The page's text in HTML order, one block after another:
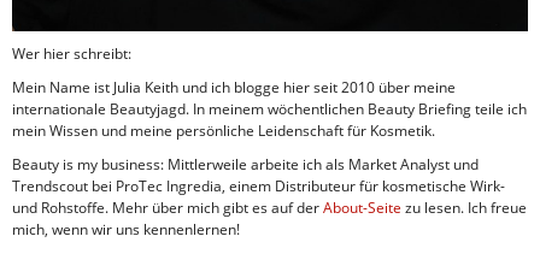
Wer hier schreibt:
Mein Name ist Julia Keith und ich blogge hier seit 2010 über meine
internationale Beautyjagd. In meinem wöchentlichen Beauty Briefing teile ich
mein Wissen und meine persönliche Leidenschaft für Kosmetik.
Beauty is my business: Mittlerweile arbeite ich als Market Analyst und
Trendscout bei ProTec Ingredia, einem Distributeur für kosmetische Wirk-
und Rohstoffe. Mehr über mich gibt es auf derAbout-Seite zu lesen. Ich freue
mich, wenn wir uns kennenlernen!